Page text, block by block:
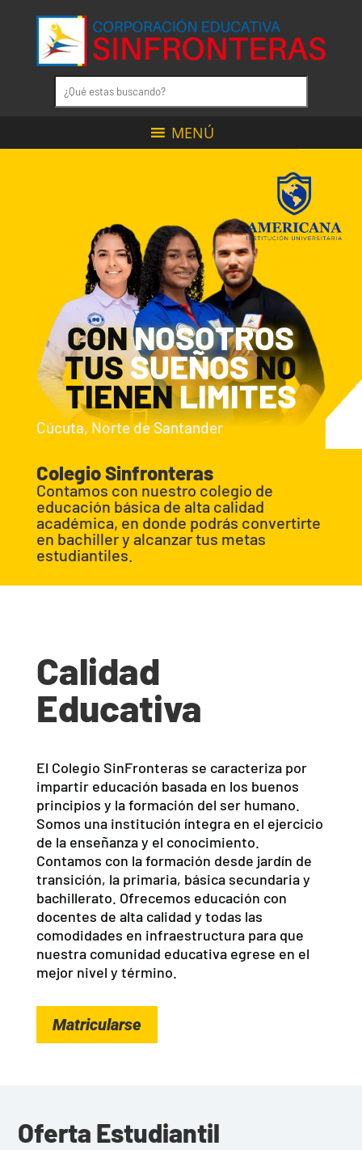
MENÚ
CONNOSOTROS
TUSSUEÑOSNO
TIENENLIMITES
Cúcuta, Norte de Santander
Colegio Sinfronteras
Contamos con nuestro colegio de
educación básica de alta calidad
académica, en donde podrás convertirte
en bachiller y alcanzar tus metas
estudiantiles.
Calidad
Educativa
El Colegio SinFronteras se caracteriza por
impartir educación basada en los buenos
principios y la formación del ser humano.
Somos una institución íntegra en el ejercicio
de la enseñanza y el conocimiento.
Contamos con la formación desde jardín de
transición, la primaria, básica secundaria y
bachillerato. Ofrecemos educación con
docentes de alta calidad y todas las
comodidades en infraestructura para que
nuestra comunidad educativa egrese en el
mejor nivel y término.
Matricularse
Oferta Estudiantil